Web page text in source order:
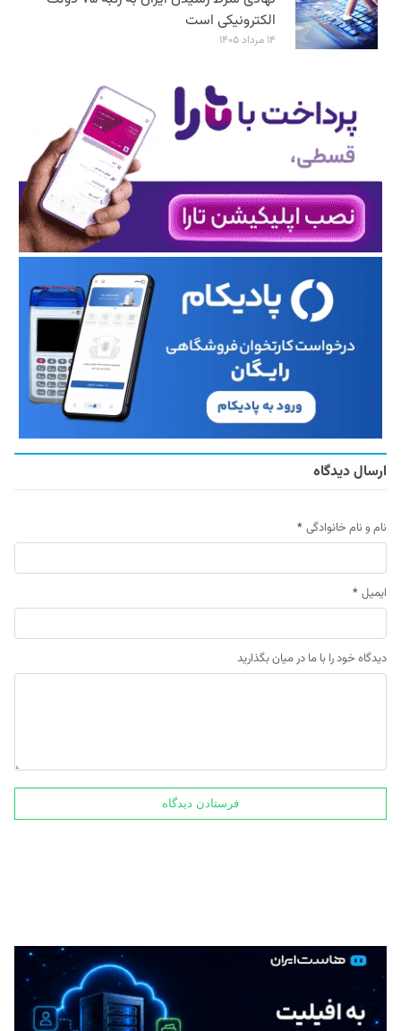
الکترونیکی است
۱۴ مرداد ۱۴۰۵
ارسال دیدگاه
نام و نام خانوادگی *
ایمیل *
دیدگاه خود را با ما در میان بگذارید